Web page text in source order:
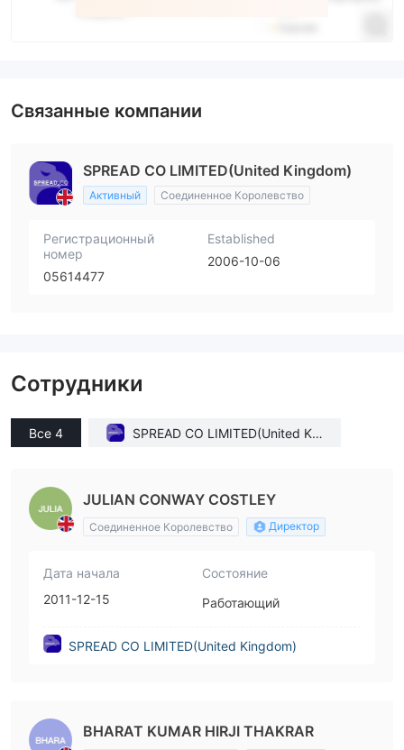
Связанные компании
SPREAD CO LIMITED(United Kingdom)
Активный Соединенное Королевство
Регистрационный
номер
05614477
Established
2006-10-06
Сотрудники
Все 4
SPREAD CO LIMITED(United Kin
JULIAN CONWAY COSTLEY
Соединенное Королевство Директор
Дата начала
2011-12-15
Состояние
Работающий
SPREAD CO LIMITED(United Kingdom)
BHARAT KUMAR HIRJI THAKRAR